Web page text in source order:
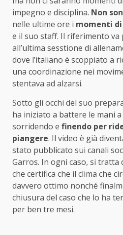
impegno e disciplina. Non
nelle ultime ore i momenti
e il suo staff. Il riferimento va
all’ultima sesstione di
dove l’italiano è scoppiato a
una coordinazione nei
stentava ad alzarsi.
Sotto gli occhi del suo
ha iniziato a battere le mani
sorridendo e finendo per
piangere. Il video è già
stato pubblicato sui canali
Garros. In ogni caso, si tratta
che certifica che il clima che
davvero ottimo nonché
chiusura del caso che lo ha
per ben tre mesi.